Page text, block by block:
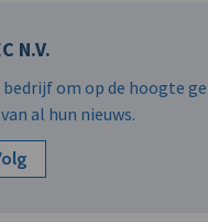
N.V.
om op de hoogte
al hun nieuws.